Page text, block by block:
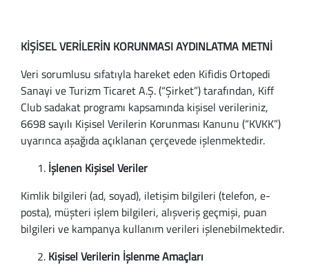
KİŞİSEL VERİLERİN KORUNMASI AYDINLATMA METNİ
Veri sorumlusu sıfatıyla hareket eden Kifidis Ortopedi
Sanayi ve Turizm Ticaret A.Ş. (“Şirket”) tarafından, Kiff
Club sadakat programı kapsamında kişisel verileriniz,
6698 sayılı Kişisel Verilerin Korunması Kanunu (“KVKK”)
uyarınca aşağıda açıklanan çerçevede işlenmektedir.
İşlenen Kişisel Veriler
Kimlik bilgileri (ad, soyad), iletişim bilgileri (telefon, e-
posta), müşteri işlem bilgileri, alışveriş geçmişi, puan
bilgileri ve kampanya kullanım verileri işlenebilmektedir.
Kişisel Verilerin İşlenme Amaçları